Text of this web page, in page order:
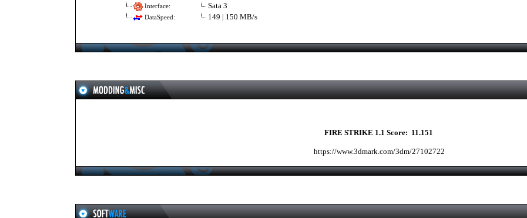
Interface: Sata 3
DataSpeed: 149 | 150 MB/s
FIRE STRIKE 1.1 Score: 11.151
https://www.3dmark.com/3dm/27102722